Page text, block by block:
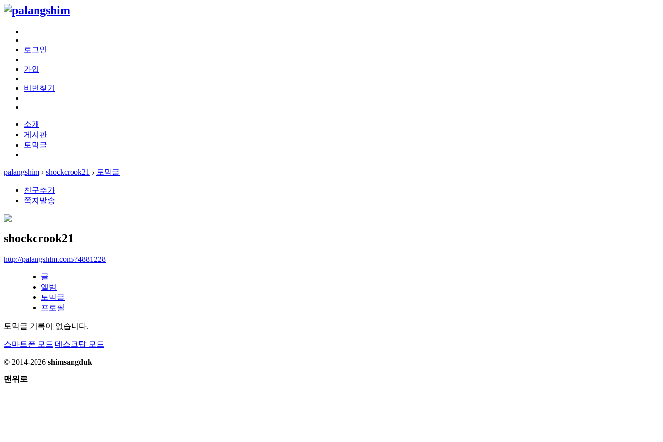
로그인
가입
비번찾기
소개
게시판
토막글
palangshim › shockcrook21 › 토막글
친구추가
쪽지발송
shockcrook21
http://palangshim.com/?4881228
글
앨범
토막글
프로필
토막글 기록이 없습니다.
스마트폰 모드|데스크탑 모드
© 2014-2026 shimsangduk
맨위로